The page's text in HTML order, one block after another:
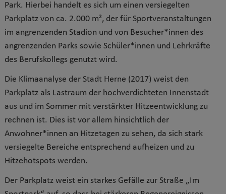
Park. Hierbei handelt es sich um einen versiegelten
Parkplatz von ca. 2.000 m², der für Sportveranstaltungen
im angrenzenden Stadion und von Besucher*innen des
angrenzenden Parks sowie Schüler*innen und Lehrkräfte
des Berufskollegs genutzt wird.
Die Klimaanalyse der Stadt Herne (2017) weist den
Parkplatz als Lastraum der hochverdichteten Innenstadt
aus und im Sommer mit verstärkter Hitzeentwicklung zu
rechnen ist. Dies ist vor allem hinsichtlich der
Anwohner*innen an Hitzetagen zu sehen, da sich stark
versiegelte Bereiche entsprechend aufheizen und zu
Hitzehotspots werden.
Der Parkplatz weist ein starkes Gefälle zur Straße „Im